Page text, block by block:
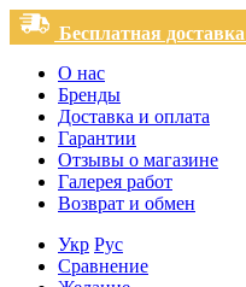
Бесплатная
О нас
Бренды
Доставка и оплата
Гарантии
Отзывы о магазине
Галерея работ
Возврат и обмен
Укр Рус
Сравнение